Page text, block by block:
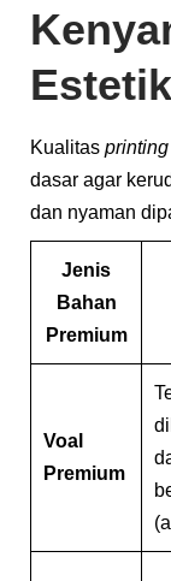
Kualitas printing
dasar agar
dan nyaman
Jenis
Bahan
Premium
Voal
Premium